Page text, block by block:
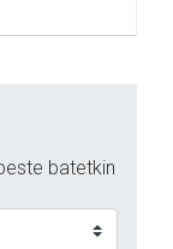
batetkin